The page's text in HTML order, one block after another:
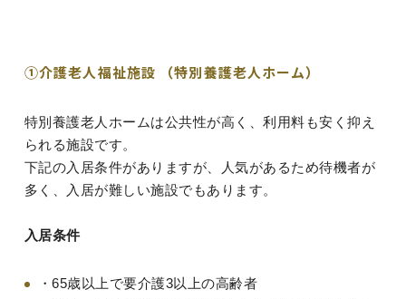
①介護老人福祉施設 （特別養護老人ホーム）
特別養護老人ホームは公共性が高く、利用料も安く抑え
られる施設です。
下記の入居条件がありますが、人気があるため待機者が
多く、入居が難しい施設でもあります。
入居条件
・65歳以上で要介護3以上の高齢者